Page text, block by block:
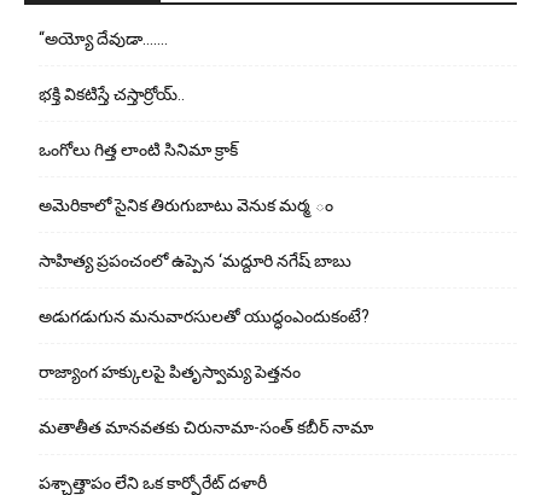
“అయ్యో దేవుడా…….
భ‌క్తి విక‌టిస్తే చ‌స్తార్రోయ్‌..
ఒంగోలు గిత్త లాంటి సినిమా క్రాక్
అమెరికాలో సైనిక తిరుగుబాటు వెనుక మర్మ ం
సాహిత్య ప్రపంచంలో ఉప్పెన ‘మద్దూరి నగేష్ బాబు
అడుగ‌డుగున మ‌నువార‌సుల‌తో యుద్ధంఎందుకంటే?
రాజ్యాంగ హక్కులపై పితృస్వామ్య పెత్తనం
మతాతీత మానవతకు చిరునామా-సంత్ కబీర్ నామా
పశ్చాత్తాపం లేని ఒక కార్పోరేట్ దళారీ